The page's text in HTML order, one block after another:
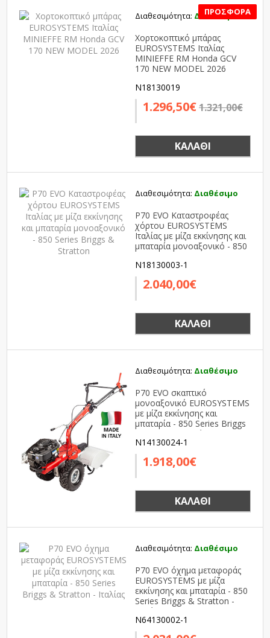
Διαθεσιμότητα: Διαθέσιμο
Χορτοκοπτικό μπάρας
EUROSYSTEMS Ιταλίας
MINIEFFE RM Honda GCV
170 NEW MODEL 2026
N18130019
1.296,50€1.321,00€
ΚΑΛΆΘΙ
Διαθεσιμότητα: Διαθέσιμο
P70 EVO Καταστροφέας
χόρτου EUROSYSTEMS
Ιταλίας με μίζα εκκίνησης και
μπαταρία μονοαξονικό - 850
N18130003-1
2.040,00€
ΚΑΛΆΘΙ
Διαθεσιμότητα: Διαθέσιμο
P70 EVO σκαπτικό
μονοαξονικό EUROSYSTEMS
με μίζα εκκίνησης και
μπαταρία - 850 Series Briggs
& Stratton - Ιταλίας
N14130024-1
1.918,00€
ΚΑΛΆΘΙ
Διαθεσιμότητα: Διαθέσιμο
P70 EVO όχημα μεταφοράς
EUROSYSTEMS με μίζα
εκκίνησης και μπαταρία - 850
Series Briggs & Stratton -
Ιταλίας
N64130002-1